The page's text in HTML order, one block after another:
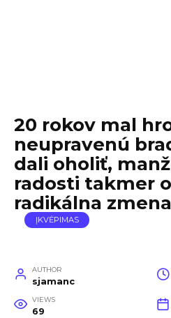
20 rokov mal
neupravenú
dali oholiť,
radosti takmer
radikálna
ĮKVĖPIMAS
AUTHOR
sjamanc
VIEWS
69